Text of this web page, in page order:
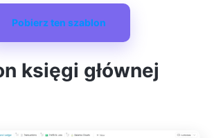
Pobierz ten szablon
księgi głównej